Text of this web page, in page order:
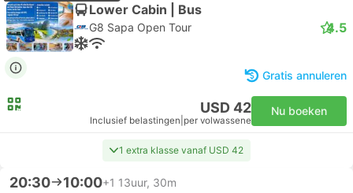
Lower Cabin | Bus
G8 Sapa Open Tour 4.5
Gratis annuleren
USD 42
Inclusief belastingen per volwassene
Nu boeken
1 extra klasse vanaf USD 42
20:30 10:00+1 13uur, 30m